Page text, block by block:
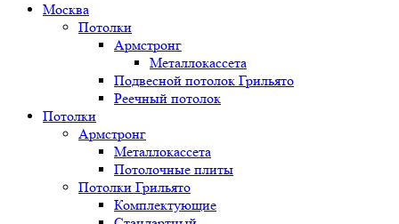
Москва
Потолки
Армстронг
Металлокассета
Подвесной потолок Грильято
Реечный потолок
Потолки
Армстронг
Металлокассета
Потолочные плиты
Потолки Грильято
Комплектующие